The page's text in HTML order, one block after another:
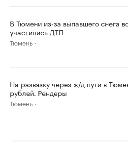
В Тюмени из-за выпавшего снега
участились ДТП
Тюмень
На развязку через ж/д пути в
рублей. Рендеры
Тюмень